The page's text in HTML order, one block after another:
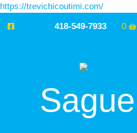
https://trevichicoutimi.com/
418-549-7933 0